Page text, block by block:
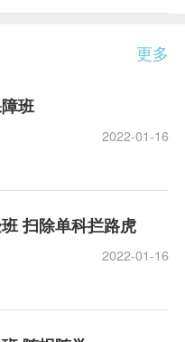
更多
班
2022-01-16
扫除单科拦路虎
2022-01-16